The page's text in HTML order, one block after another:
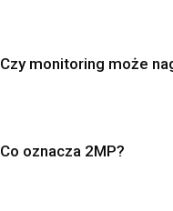
Czy monitoring może
Co oznacza 2MP?